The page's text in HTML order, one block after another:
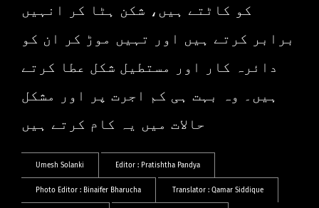
کو کاٹتے ہیں، شکن ہٹا کر انہیں
برابر کرتے ہیں اور تہیں موڑ کر ان کو
دائرہ کار اور مستطیل شکل عطا کرتے
ہیں۔ وہ بہت ہی کم اجرت پر اور مشکل
حالات میں یہ کام کرتے ہیں
Umesh Solanki Editor : Pratishtha Pandya
Photo Editor : Binaifer Bharucha Translator : Qamar Siddique